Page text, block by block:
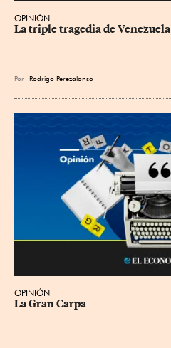
OPINIÓN
La triple tragedia de Venezuela
Por Rodrigo Perezalonso
OPINIÓN
La Gran Carpa